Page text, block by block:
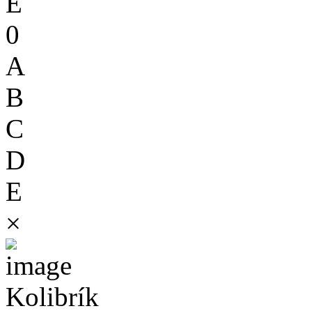
0
A
B
C
D
E
×
Kolibrík